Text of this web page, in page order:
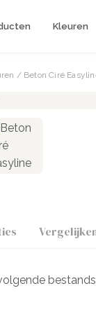
Kleuren
/ Beton Ciré